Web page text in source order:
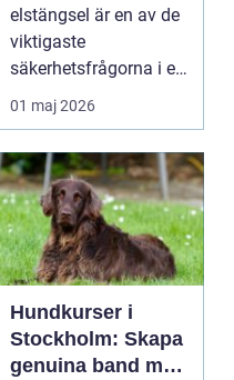
elstängsel är en av de
viktigaste
säkerhetsfrågorna i ett
häststall. Runt
Uppsala, me...
01 maj 2026
Hundkurser i
Stockholm: Skapa
genuina band med